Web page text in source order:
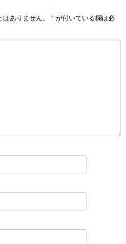
ありません。 * が付いている欄は必